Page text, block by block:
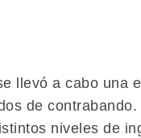
llevó a cabo
de
niveles de